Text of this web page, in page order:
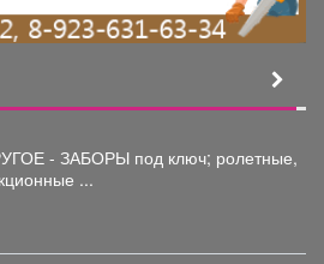
- ЗАБОРЫ под ключ; ролетные,
...